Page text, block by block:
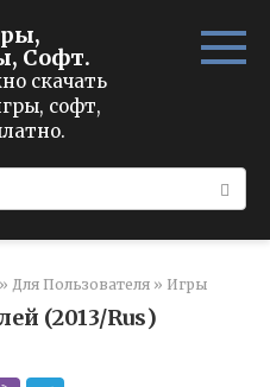
Софт.
скачать
софт,
» Для Пользователя » Игры
(2013/Rus)